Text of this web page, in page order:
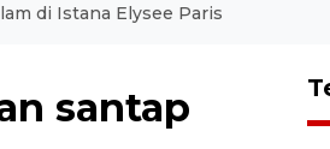
di Istana Elysee Paris
santap